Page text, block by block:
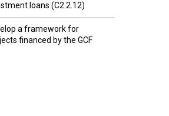
loans (C2.2.12)
a framework for
financed by the GCF